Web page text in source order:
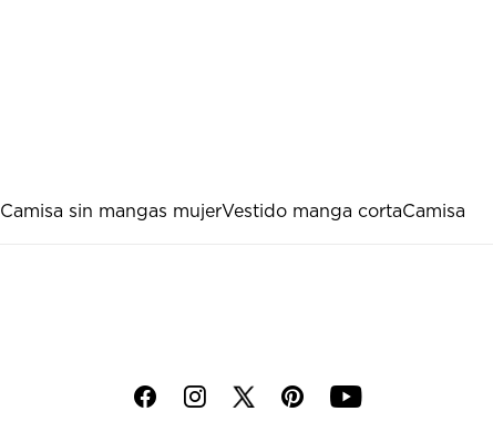
Camisa sin mangas mujerVestido manga cortaCamisa
f i p y